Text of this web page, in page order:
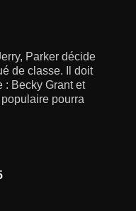
Parker décide
de classe. Il doit
: Becky Grant et
pourra